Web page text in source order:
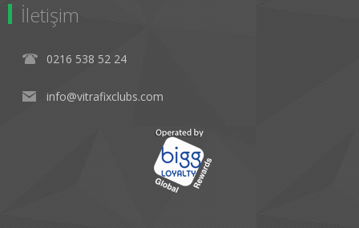
İletişim
0216 538 52 24
info@vitrafixclubs.com